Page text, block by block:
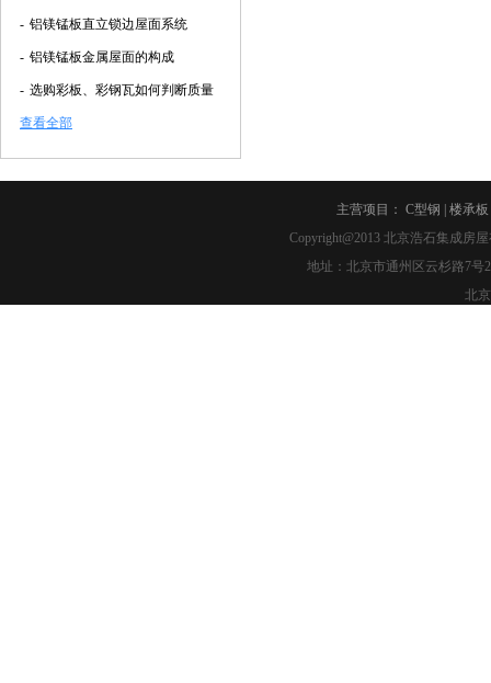
- 铝镁锰板直立锁边屋面系统
- 铝镁锰板金属屋面的构成
- 选购彩板、彩钢瓦如何判断质量
查看全部
主营项目： C型钢 楼承板
Copyright@2013北京浩石集成房
地址：北京市通州区云杉路7号
北